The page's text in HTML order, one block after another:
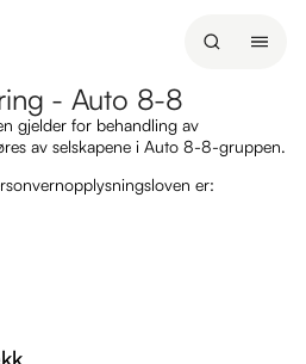
- Auto 8-8
gjelder for behandling av
av selskapene i Auto 8-8-gruppen.
er: